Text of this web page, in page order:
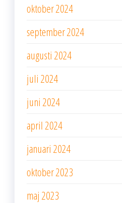
oktober 2024
september 2024
augusti 2024
juli 2024
juni 2024
april 2024
januari 2024
oktober 2023
maj 2023